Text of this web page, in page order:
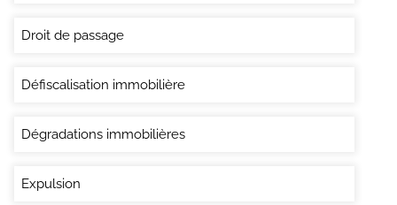
Droit de passage
Défiscalisation immobilière
Dégradations immobilières
Expulsion